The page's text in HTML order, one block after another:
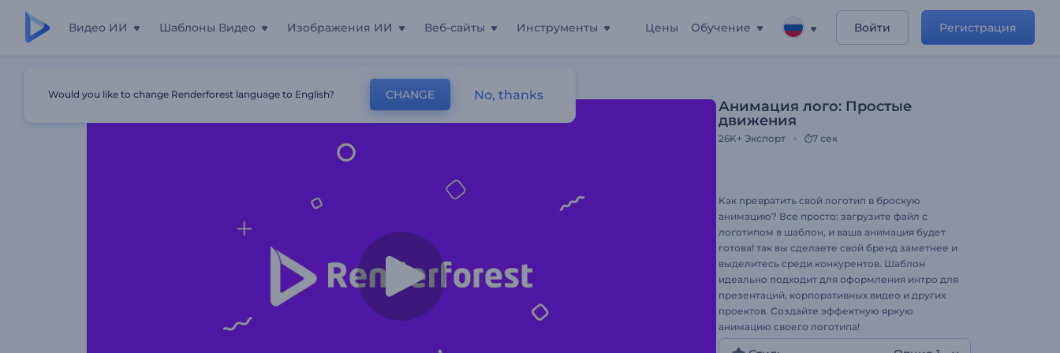
Видео ИИ Шаблоны Видео Изображения ИИ Веб-сайты Инструменты Цены Обучение Войти Регистрация
Анимация лого: Простые
движения
26K+ Экспорт 7 сек
Как превратить свой логотип в броскую
анимацию? Все просто: загрузите файл с
логотипом в шаблон, и ваша анимация будет
готова! так вы сделаете свой бренд заметнее и
выделитесь среди конкурентов. Шаблон
идеально подходит для оформления интро для
презентаций, корпоративных видео и других
проектов. Создайте эффектную яркую
анимацию своего логотипа!
Would you like to change Renderforest language to English? CHANGE No, thanks